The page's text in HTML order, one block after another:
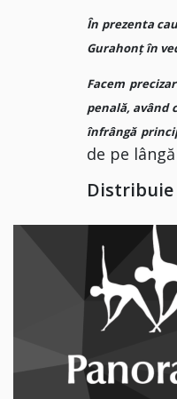
În prezenta
Gurahonţ în
Facem
penală, având
înfrângă
de pe